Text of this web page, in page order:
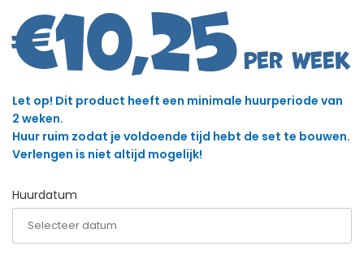
€10,25
Let op! Dit product heeft een minimale huurperiode van
2 weken.
Huur ruim zodat je voldoende tijd hebt de set te bouwen.
Verlengen is niet altijd mogelijk!
Huurdatum